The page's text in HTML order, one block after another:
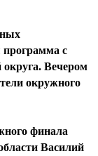
программа с
округа. Вечером
окружного
финала
Василий